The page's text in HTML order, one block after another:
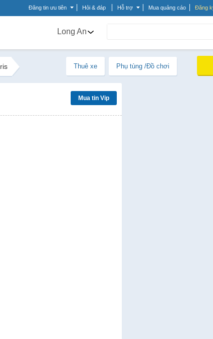
Đăng tin ưu tiên Hỏi & đáp Hỗ trợ Mua quảng cáo Đăng
Long An
Thuê xe Phụ tùng /Đồ chơi
Mua tin Vip